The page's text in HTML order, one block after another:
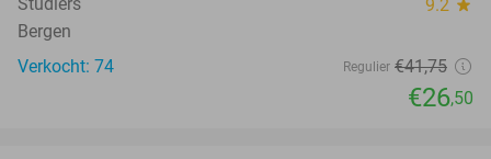
9.2 star
Bergen
Verkocht: 74
Regulier €41,75
€26,50